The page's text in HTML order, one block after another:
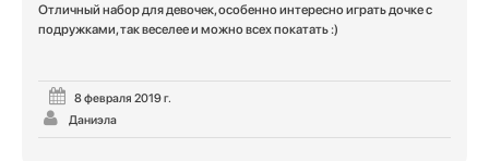
5из 5
Отличный набор для девочек, особенно интересно играть дочке с
подружками, так веселее и можно всех покатать :)
8 февраля 2019 г.
Даниэла